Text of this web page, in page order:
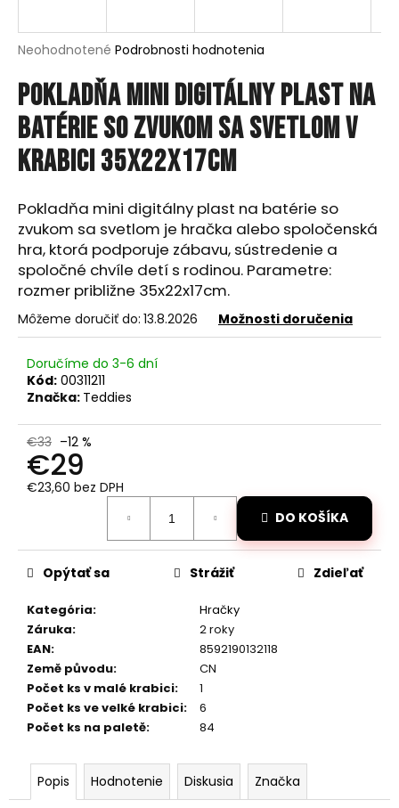
Priemerné
produktu
je
0,0
z
5
hviezdičiek.
Neohodnotené Podrobnosti hodnotenia
Pokladňa mini digitálny plast na
batérie so zvukom sa svetlom v
krabici 35x22x17cm
Pokladňa mini digitálny plast na batérie so
zvukom sa svetlom je hračka alebo spoločenská
hra, ktorá podporuje zábavu, sústredenie a
spoločné chvíle detí s rodinou. Parametre:
rozmer približne 35x22x17cm.
Môžeme doručiť do: 13.8.2026 Možnosti doručenia
Doručíme do 3-6 dní
Kód: 00311211
Značka: Teddies
€33 –12 %
€29
€23,60 bez DPH
DO KOŠÍKA
Kategória:
Hračky
Záruka:
2 roky
EAN:
8592190132118
Země původu:
CN
Počet ks v malé krabici:
1
Počet ks ve velké krabici:
6
Počet ks na paletě: 84
Opýtať sa Strážiť Zdieľať
Popis Hodnotenie Diskusia Značka
j
ť
?
HĽADAŤ
O
d
p
o
a
m
HB-
DRIFT
A01
€26
Pôvodne:
€30